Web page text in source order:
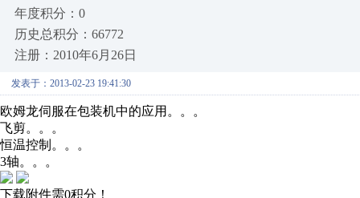
年度积分：0
历史总积分：66772
注册：2010年6月26日
发表于：2013-02-23 19:41:30
欧姆龙伺服在包装机中的应用。。。
飞剪。。。
恒温控制。。。
3轴。。。
下载附件需0积分！